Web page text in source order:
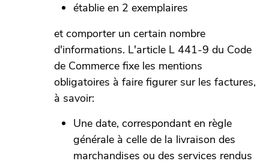
établie en 2 exemplaires
et comporter un certain nombre
d'informations. L'article L 441-9 du Code
de Commerce fixe les mentions
obligatoires à faire figurer sur les factures,
à savoir:
Une date, correspondant en règle
générale à celle de la livraison des
marchandises ou des services rendus